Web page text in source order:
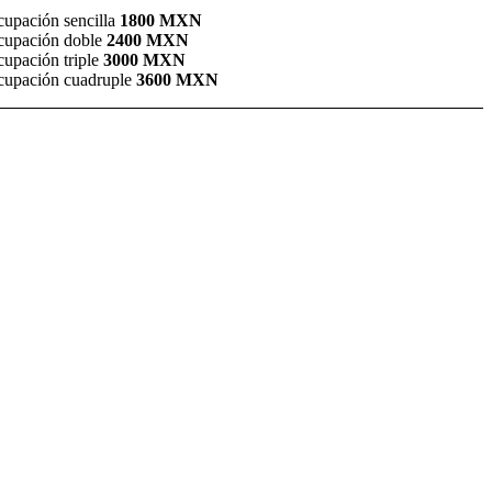
sencilla 1800 MXN
doble 2400 MXN
triple 3000 MXN
cuadruple 3600 MXN